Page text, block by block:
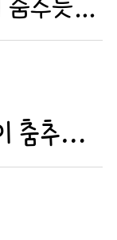
바람과 속삭이는 꽃잎이 춤추듯 하늘을 날아 새처럼 꿈은 자유롭고 별빛처럼 빛나 새벽의 고요함 속에서 겨울 눈처럼 순수한 열정은 봄을 부른다